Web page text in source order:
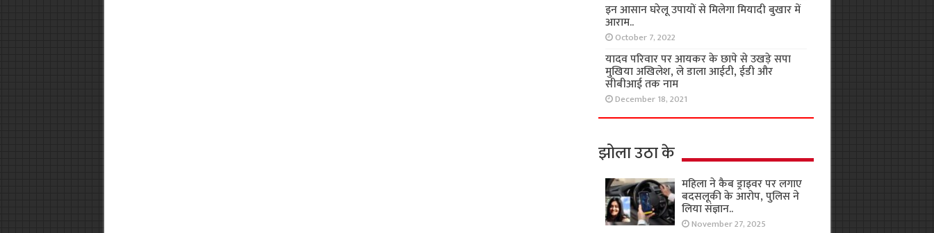
इन आसान घरेलू उपायों से मिलेगा मियादी बुखार में
आराम..
October 7, 2022
यादव परिवार पर आयकर के छापे से उखड़े सपा
मुखिया अखिलेश, ले डाला आईटी, ईडी और
सीबीआई तक नाम
December 18, 2021
झोला उठा के
महिला ने कैब ड्राइवर पर लगाए
बदसलूकी के आरोप, पुलिस ने
लिया संज्ञान..
November 27, 2025